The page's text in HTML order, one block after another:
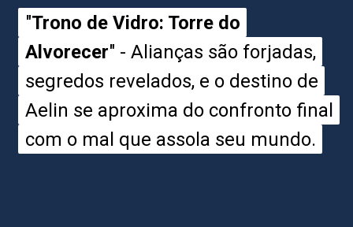
"Trono de Vidro: Torre do
Alvorecer" - Alianças são forjadas,
segredos revelados, e o destino de
Aelin se aproxima do confronto final
com o mal que assola seu mundo.
"Trono de Vidro: Torre do
Alvorecer" - Alianças são forjadas,
segredos revelados, e o destino de
Aelin se aproxima do confronto final
com o mal que assola seu mundo.